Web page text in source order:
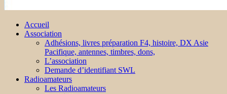
Accueil
Association
Adhésions, livres préparation F4, histoire, DX Asie
Pacifique, antennes, timbres, dons,
L’association
Demande d’identifiant SWL
Radioamateurs
Les Radioamateurs